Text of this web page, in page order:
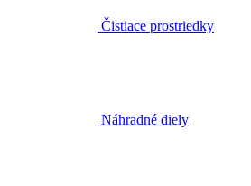
Čistiace prostriedky
Náhradné diely